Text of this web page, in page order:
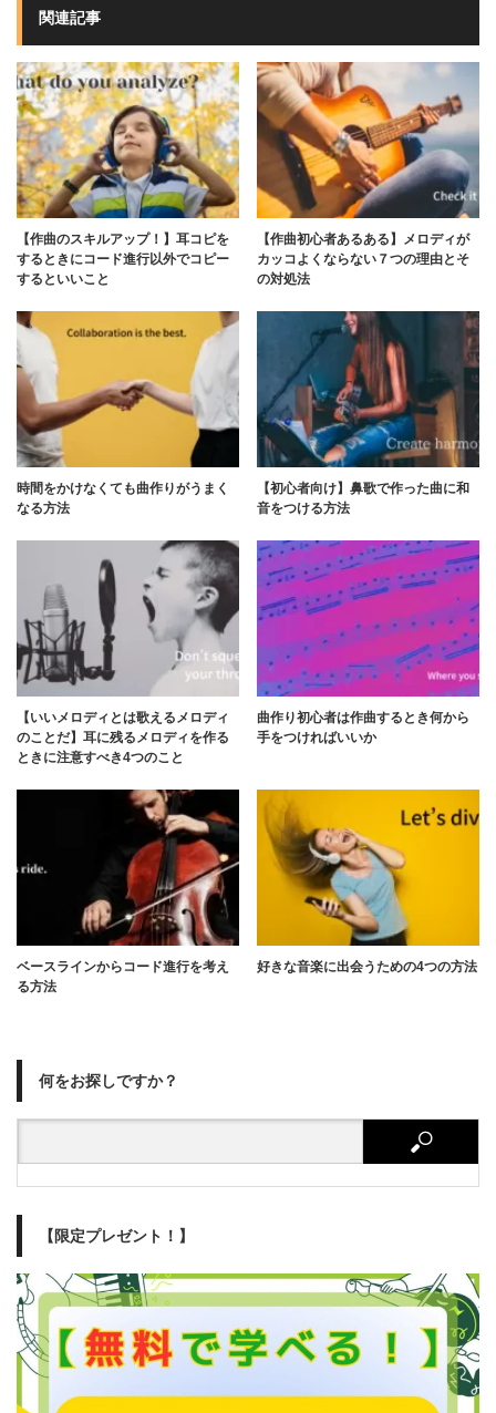
関連記事
【作曲のスキルアップ！】耳コピを
するときにコード進行以外でコピー
するといいこと
【作曲初心者あるある】メロディが
カッコよくならない７つの理由とそ
の対処法
時間をかけなくても曲作りがうまく
なる方法
【初心者向け】鼻歌で作った曲に和
音をつける方法
【いいメロディとは歌えるメロディ
のことだ】耳に残るメロディを作る
ときに注意すべき4つのこと
曲作り初心者は作曲するとき何から
手をつければいいか
ベースラインからコード進行を考え
る方法
好きな音楽に出会うための4つの方法
何をお探しですか？
【限定プレゼント！】